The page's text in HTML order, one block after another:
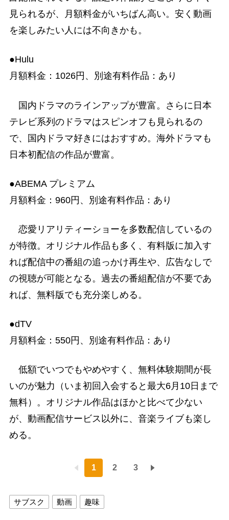
見られるが、月額料金がいちばん高い。安く動画
を楽しみたい人には不向きかも。
●Hulu
月額料金：1026円、別途有料作品：あり
国内ドラマのラインアップが豊富。さらに日本
テレビ系列のドラマはスピンオフも見られるの
で、国内ドラマ好きにはおすすめ。海外ドラマも
日本初配信の作品が豊富。
●ABEMA プレミアム
月額料金：960円、別途有料作品：あり
恋愛リアリティーショーを多数配信しているの
が特徴。オリジナル作品も多く、有料版に加入す
れば配信中の番組の追っかけ再生や、広告なしで
の視聴が可能となる。過去の番組配信が不要であ
れば、無料版でも充分楽しめる。
●dTV
月額料金：550円、別途有料作品：あり
低額でいつでもやめやすく、無料体験期間が長
いのが魅力（いま初回入会すると最大6月10日まで
無料）。オリジナル作品はほかと比べて少ない
が、動画配信サービス以外に、音楽ライブも楽し
める。
1 2 3
サブスク 動画 趣味